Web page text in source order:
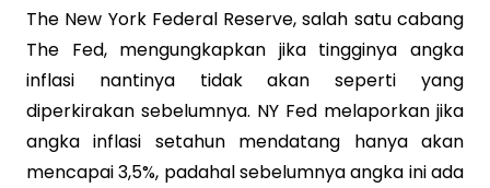
The New York Federal Reserve, salah satu cabang
The Fed, mengungkapkan jika tingginya angka
inflasi nantinya tidak akan seperti yang
diperkirakan sebelumnya. NY Fed melaporkan jika
angka inflasi setahun mendatang hanya akan
mencapai 3,5%, padahal sebelumnya angka ini ada